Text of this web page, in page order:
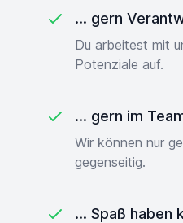
... gern
Du arbeitest mit
Potenziale auf.
... gern im
Wir können nur
gegenseitig.
... Spaß haben